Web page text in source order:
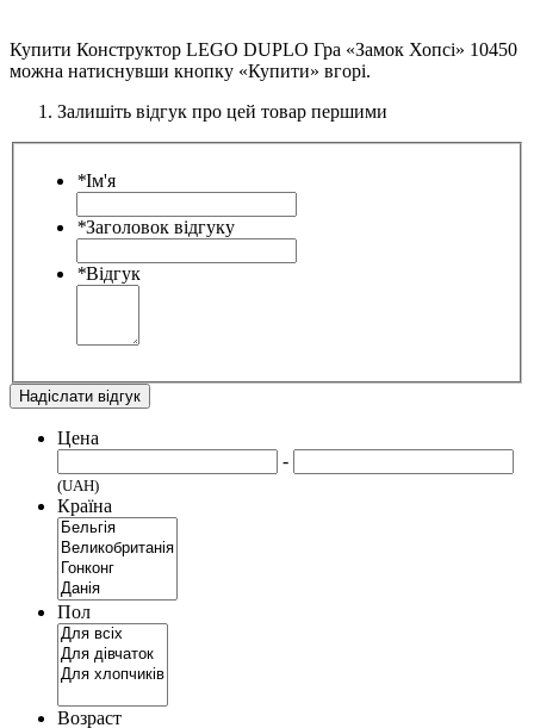
Купити Конструктор LEGO DUPLO Гра «Замок Хопсі» 10450
можна натиснувши кнопку «Купити» вгорі.
Залишіть відгук про цей товар першими
*Ім'я
*Заголовок відгуку
*Відгук
Надіслати відгук
Цена
-
(UAH)
Країна
Пол
Возраст